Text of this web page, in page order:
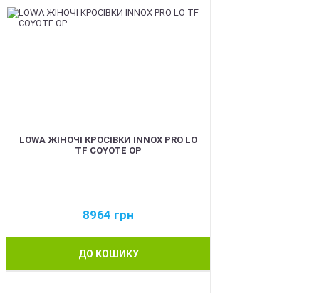
LOWA ЖІНОЧІ КРОСІВКИ INNOX PRO LO
TF COYOTE OP
8964 грн
ДО КОШИКУ